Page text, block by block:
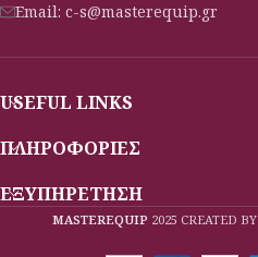
Email: c-s@masterequip.gr
USEFUL LINKS
ΠΛΗΡΟΦΟΡΙΕΣ
ΕΞΥΠΗΡΕΤΗΣΗ
MASTEREQUIP 2025 CREATED BY